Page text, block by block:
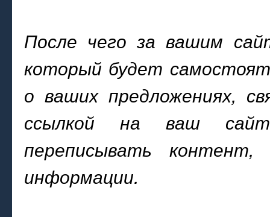
После чего за вашим
который будет
о ваших предложениях,
ссылкой на ваш
переписывать
информации.